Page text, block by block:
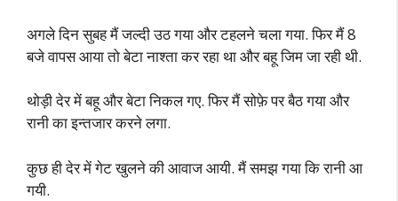
अगले दिन सुबह मैं जल्दी उठ गया और टहलने चला गया. फिर मैं 8
बजे वापस आया तो बेटा नाश्ता कर रहा था और बहू जिम जा रही थी.
थोड़ी देर में बहू और बेटा निकल गए. फिर मैं सोफ़े पर बैठ गया और
रानी का इन्तजार करने लगा.
कुछ ही देर में गेट खुलने की आवाज आयी. मैं समझ गया कि रानी आ
गयी.